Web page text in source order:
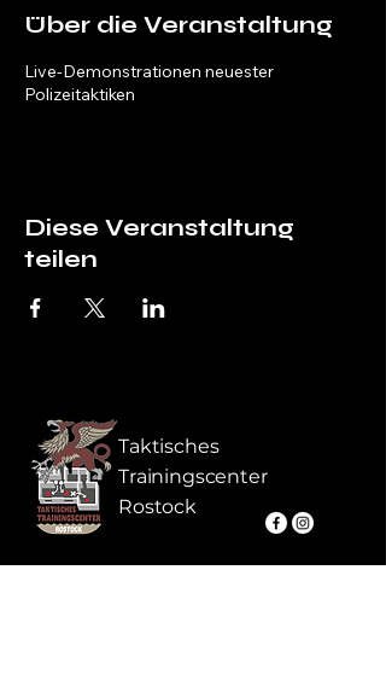
Über die Veranstaltung
Live-Demonstrationen neuester
Polizeitaktiken
Diese Veranstaltung
teilen
Taktisches
Trainingscenter
Rostock